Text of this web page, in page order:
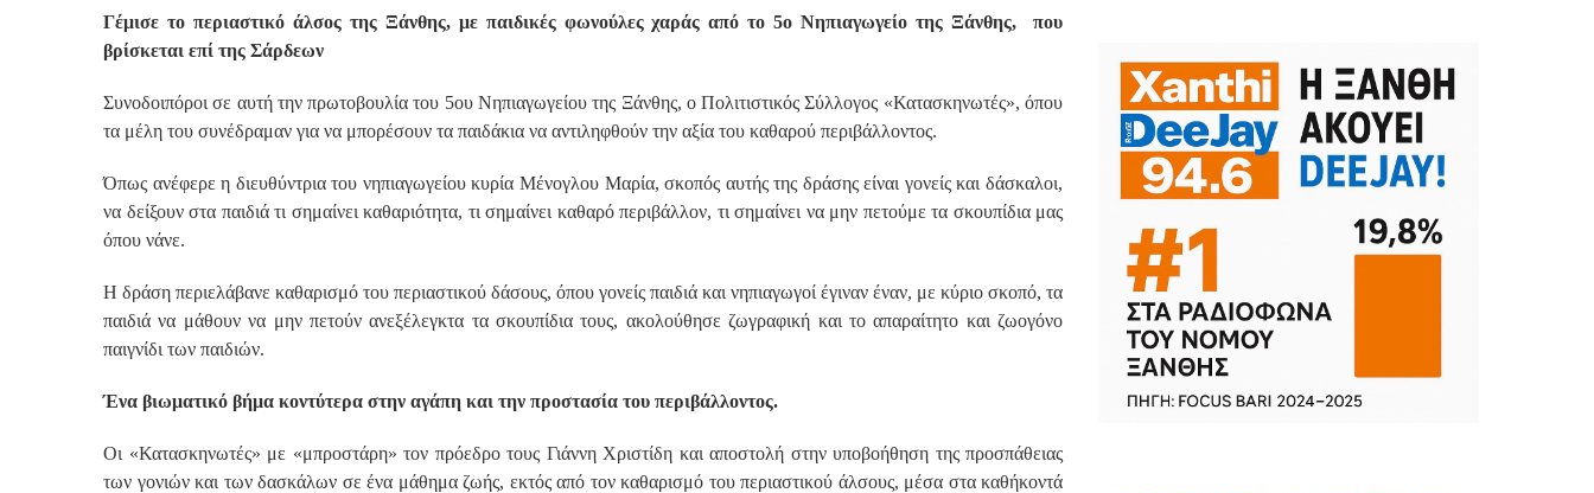
Γέμισε το περιαστικό άλσος της Ξάνθης, με παιδικές φωνούλες χαράς από το 5ο Νηπιαγωγείο της Ξάνθης, που
βρίσκεται επί της Σάρδεων
Συνοδοιπόροι σε αυτή την πρωτοβουλία του 5ου Νηπιαγωγείου της Ξάνθης, ο Πολιτιστικός Σύλλογος «Κατασκηνωτές», όπου
τα μέλη του συνέδραμαν για να μπορέσουν τα παιδάκια να αντιληφθούν την αξία του καθαρού περιβάλλοντος.
Όπως ανέφερε η διευθύντρια του νηπιαγωγείου κυρία Μένογλου Μαρία, σκοπός αυτής της δράσης είναι γονείς και δάσκαλοι,
να δείξουν στα παιδιά τι σημαίνει καθαριότητα, τι σημαίνει καθαρό περιβάλλον, τι σημαίνει να μην πετούμε τα σκουπίδια μας
όπου νάνε.
Η δράση περιελάβανε καθαρισμό του περιαστικού δάσους, όπου γονείς παιδιά και νηπιαγωγοί έγιναν έναν, με κύριο σκοπό, τα
παιδιά να μάθουν να μην πετούν ανεξέλεγκτα τα σκουπίδια τους, ακολούθησε ζωγραφική και το απαραίτητο και ζωογόνο
παιγνίδι των παιδιών.
Ένα βιωματικό βήμα κοντύτερα στην αγάπη και την προστασία του περιβάλλοντος.
Οι «Κατασκηνωτές» με «μπροστάρη» τον πρόεδρο τους Γιάννη Χριστίδη και αποστολή στην υποβοήθηση της προσπάθειας
των γονιών και των δασκάλων σε ένα μάθημα ζωής, εκτός από τον καθαρισμό του περιαστικού άλσους, μέσα στα καθήκοντά